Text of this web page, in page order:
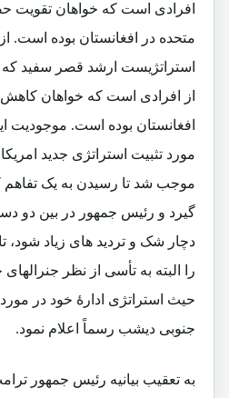
افرادی است که خواهان تقویت
متحده در افغانستان بوده است.
استراتژیست ارشد قصر سفید
از افرادی است که خواهان
افغانستان بوده است. موجودیت
مورد تثبیت استراتژی جدید
موجب شد تا رسیدن به یک تفاهم
گیرد و رئیس جمهور در بین دو
دچار شک و تردید های زیاد شود،
را البته به تأسی از نظر جنرالهای
حیث استراتژی ادارۀ خود در
جنوبی دیشب رسماً اعلام نمود.
به تعقیب بیانیه رئیس جمهور